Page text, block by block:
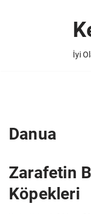
İyi
Danua
Zarafetin
Köpekleri